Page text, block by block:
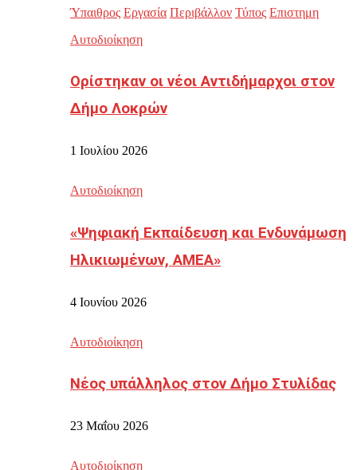
Ύπαιθρος Εργασία Περιβάλλον Τύπος Επιστημη
Αυτοδιοίκηση
Ορίστηκαν οι νέοι Αντιδήμαρχοι στον
Δήμο Λοκρών
1 Ιουλίου 2026
Αυτοδιοίκηση
«Ψηφιακή Εκπαίδευση και Ενδυνάμωση
Ηλικιωμένων, ΑΜΕΑ»
4 Ιουνίου 2026
Αυτοδιοίκηση
Νέος υπάλληλος στον Δήμο Στυλίδας
23 Μαΐου 2026
Αυτοδιοίκηση